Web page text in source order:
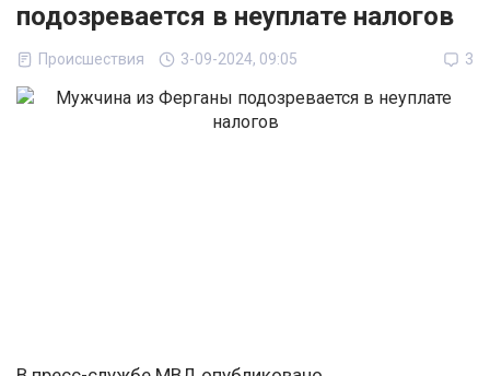
подозревается в неуплате налогов
Происшествия 3-09-2024, 09:05 3